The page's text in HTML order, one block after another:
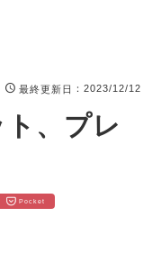
最終更新日 ：2023/12/12
、プレ
Pocket